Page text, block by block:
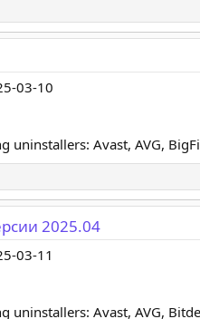
03-10
uninstallers: Avast, AVG,
2025.04
03-11
uninstallers: Avast, AVG,